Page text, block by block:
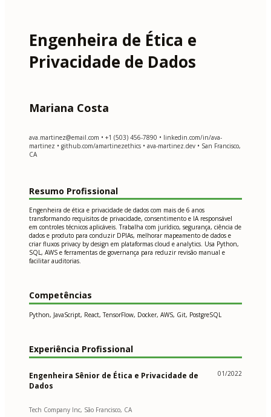
Engenheira de Ética e
Privacidade de Dados
Mariana Costa
ava.martinez@email.com • +1 (503) 456-7890 • linkedin.com/in/ava-
martinez • github.com/amartinezethics • ava-martinez.dev • San Francisco,
CA
Resumo Profissional
Engenheira de ética e privacidade de dados com mais de 6 anos
transformando requisitos de privacidade, consentimento e IA responsável
em controles técnicos aplicáveis. Trabalha com jurídico, segurança, ciência de
dados e produto para conduzir DPIAs, melhorar mapeamento de dados e
criar fluxos privacy by design em plataformas cloud e analytics. Usa Python,
SQL, AWS e ferramentas de governança para reduzir revisão manual e
facilitar auditorias.
Competências
Python, JavaScript, React, TensorFlow, Docker, AWS, Git, PostgreSQL
Experiência Profissional
Engenheira Sênior de Ética e Privacidade de
Dados
01/2022
Tech Company Inc, São Francisco, CA